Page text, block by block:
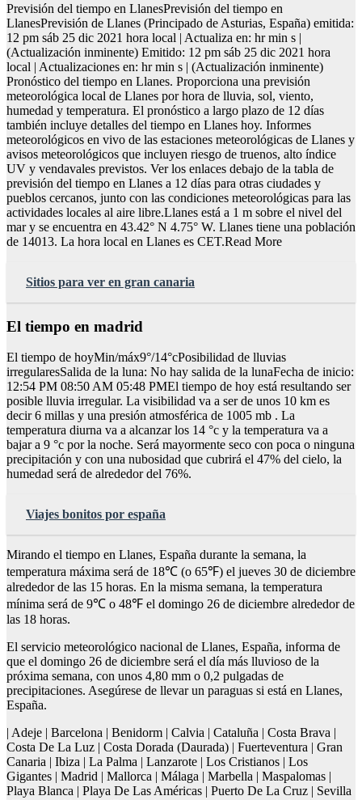
Previsión del tiempo en LlanesPrevisión del tiempo en
LlanesPrevisión de Llanes (Principado de Asturias, España) emitida:
12 pm sáb 25 dic 2021 hora local | Actualiza en: hr min s |
(Actualización inminente) Emitido: 12 pm sáb 25 dic 2021 hora
local | Actualizaciones en: hr min s | (Actualización inminente)
Pronóstico del tiempo en Llanes. Proporciona una previsión
meteorológica local de Llanes por hora de lluvia, sol, viento,
humedad y temperatura. El pronóstico a largo plazo de 12 días
también incluye detalles del tiempo en Llanes hoy. Informes
meteorológicos en vivo de las estaciones meteorológicas de Llanes y
avisos meteorológicos que incluyen riesgo de truenos, alto índice
UV y vendavales previstos. Ver los enlaces debajo de la tabla de
previsión del tiempo en Llanes a 12 días para otras ciudades y
pueblos cercanos, junto con las condiciones meteorológicas para las
actividades locales al aire libre.Llanes está a 1 m sobre el nivel del
mar y se encuentra en 43.42° N 4.75° W. Llanes tiene una población
de 14013. La hora local en Llanes es CET.Read More
Sitios para ver en gran canaria
El tiempo en madrid
El tiempo de hoyMin/máx9°/14°cPosibilidad de lluvias
irregularesSalida de la luna: No hay salida de la lunaFecha de inicio:
12:54 PM 08:50 AM 05:48 PMEl tiempo de hoy está resultando ser
posible lluvia irregular. La visibilidad va a ser de unos 10 km es
decir 6 millas y una presión atmosférica de 1005 mb . La
temperatura diurna va a alcanzar los 14 °c y la temperatura va a
bajar a 9 °c por la noche. Será mayormente seco con poca o ninguna
precipitación y con una nubosidad que cubrirá el 47% del cielo, la
humedad será de alrededor del 76%.
Viajes bonitos por españa
Mirando el tiempo en Llanes, España durante la semana, la
temperatura máxima será de 18℃ (o 65℉) el jueves 30 de diciembre
alrededor de las 15 horas. En la misma semana, la temperatura
mínima será de 9℃ o 48℉ el domingo 26 de diciembre alrededor de
las 18 horas.
El servicio meteorológico nacional de Llanes, España, informa de
que el domingo 26 de diciembre será el día más lluvioso de la
próxima semana, con unos 4,80 mm o 0,2 pulgadas de
precipitaciones. Asegúrese de llevar un paraguas si está en Llanes,
España.
| Adeje | Barcelona | Benidorm | Calvia | Cataluña | Costa Brava |
Costa De La Luz | Costa Dorada (Daurada) | Fuerteventura | Gran
Canaria | Ibiza | La Palma | Lanzarote | Los Cristianos | Los
Gigantes | Madrid | Mallorca | Málaga | Marbella | Maspalomas |
Playa Blanca | Playa De Las Américas | Puerto De La Cruz | Sevilla